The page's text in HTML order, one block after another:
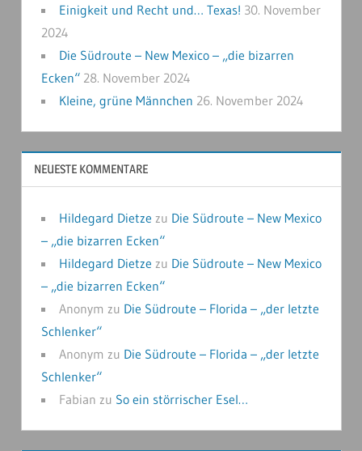
Einigkeit und Recht und… Texas! 30. November
2024
Die Südroute – New Mexico – „die bizarren
Ecken“ 28. November 2024
Kleine, grüne Männchen 26. November 2024
NEUESTE KOMMENTARE
Hildegard Dietze zu Die Südroute – New Mexico
– „die bizarren Ecken“
Hildegard Dietze zu Die Südroute – New Mexico
– „die bizarren Ecken“
Anonym zu Die Südroute – Florida – „der letzte
Schlenker“
Anonym zu Die Südroute – Florida – „der letzte
Schlenker“
Fabian zu So ein störrischer Esel…